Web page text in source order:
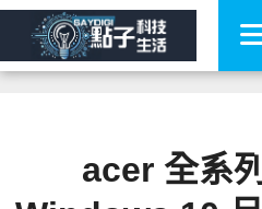
acer 全系